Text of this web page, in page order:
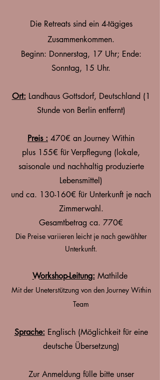
Die Retreats sind ein 4-tägiges
Zusammenkommen.
Beginn: Donnerstag, 17 Uhr; Ende:
Sonntag, 15 Uhr.
Ort: Landhaus Gottsdorf, Deutschland (1
Stunde von Berlin entfernt)
Preis : 470€ an Journey Within
plus 155€ für Verpflegung (lokale,
saisonale und nachhaltig produzierte
Lebensmittel)
und ca. 130-160€ für Unterkunft je nach
Zimmerwahl.
Gesamtbetrag ca. 770€
Die Preise variieren leicht je nach gewählter
Unterkunft.
Workshop-Leitung: Mathilde
Mit der Uneterstützung von den Journey Within
Team
Sprache: Englisch (Möglichkeit für eine
deutsche Übersetzung)
Zur Anmeldung fülle bitte unser